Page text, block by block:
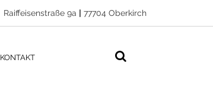
Raiffeisenstraße 9a | 77704 Oberkirch
KONTAKT